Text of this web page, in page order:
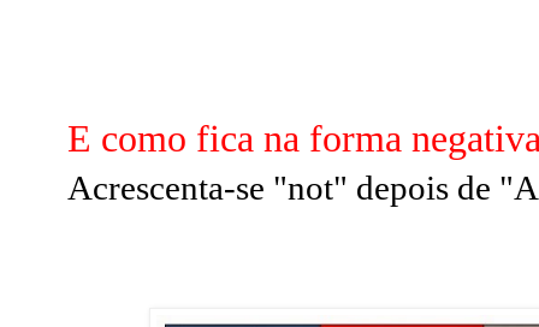
E como fica na forma
Acrescenta-se "not" depois de